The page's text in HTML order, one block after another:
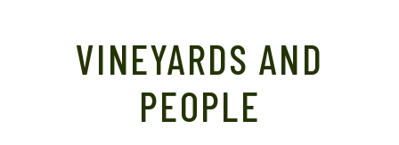
VINEYARDS AND
PEOPLE